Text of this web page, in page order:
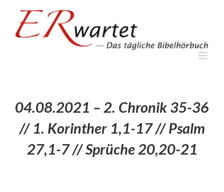
springen
04.08.2021 – 2. Chronik 35-36
// 1. Korinther 1,1-17 // Psalm
27,1-7 // Sprüche 20,20-21